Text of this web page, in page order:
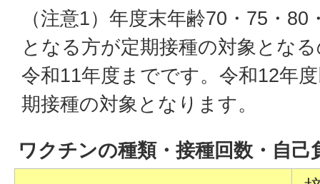
（注意1）年度末年齢70・75・
となる方が定期接種の対象とな
令和11年度までです。令和12年
期接種の対象となります。
ワクチンの種類・接種回数・自己